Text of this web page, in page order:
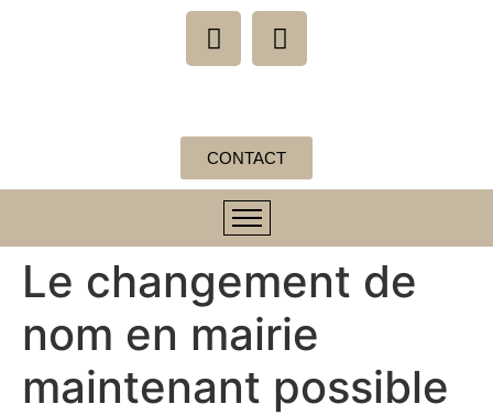
CONTACT
Le changement de
nom en mairie
maintenant possible